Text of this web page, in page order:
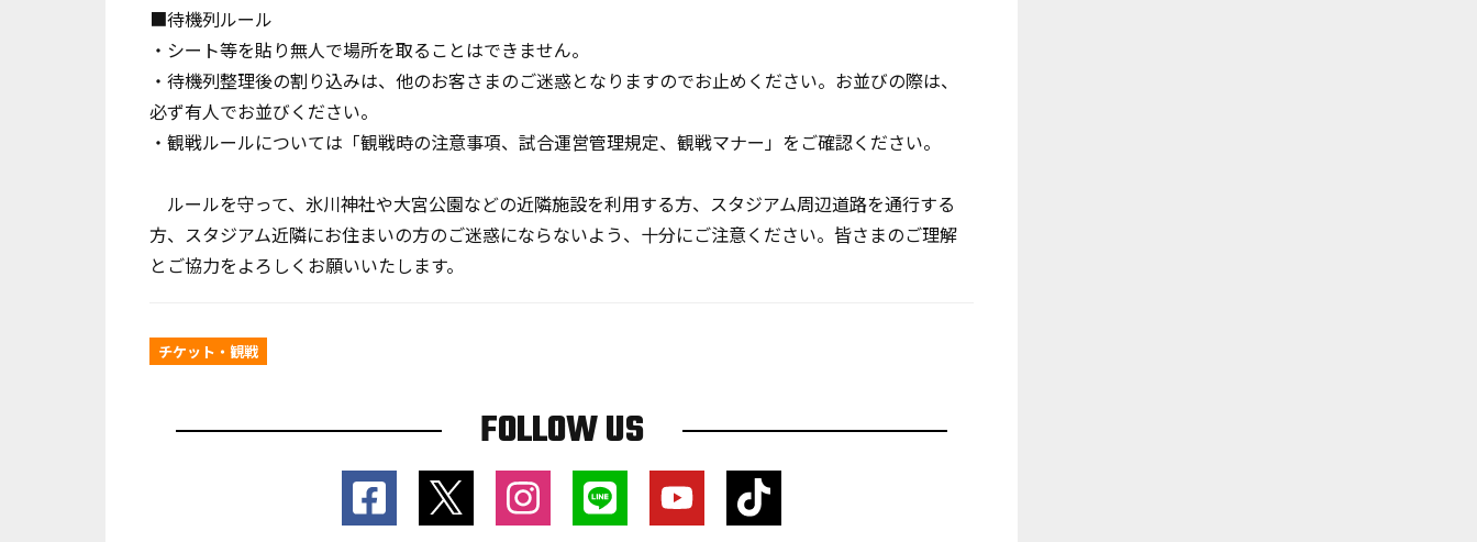
■待機列ルール
・シート等を貼り無人で場所を取ることはできません。
・待機列整理後の割り込みは、他のお客さまのご迷惑となりますのでお止めください。お並びの際は、
必ず有人でお並びください。
・観戦ルールについては 「観戦時の注意事項、試合運営管理規定、観戦マナー」 をご確認ください。
ルールを守って、氷川神社や大宮公園などの近隣施設を利用する方、スタジアム周辺道路を通行する
方、スタジアム近隣にお住まいの方のご迷惑にならないよう、十分にご注意ください。皆さまのご理解
とご協力をよろしくお願いいたします。
チケット・観戦
FOLLOW US